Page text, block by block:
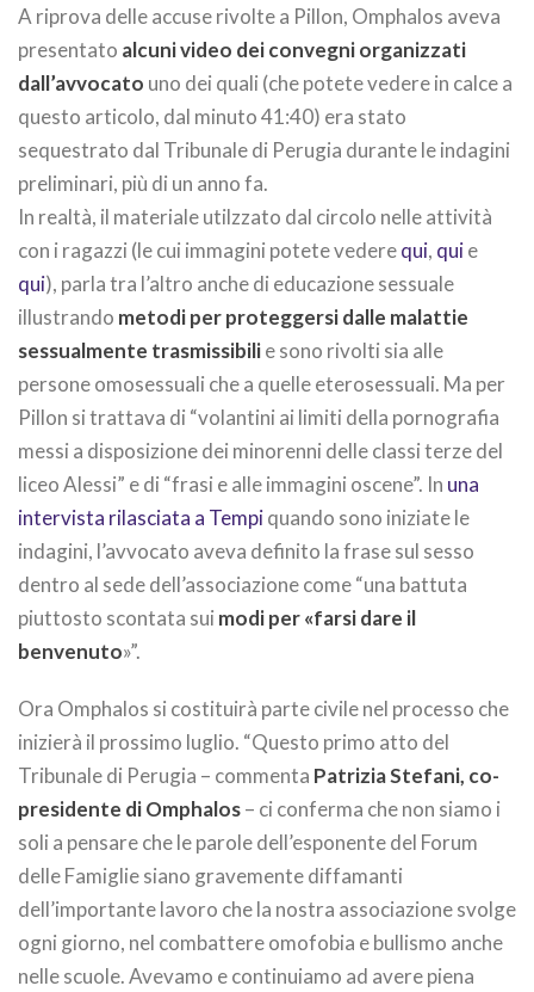
A riprova delle accuse rivolte a Pillon, Omphalos aveva
presentato alcuni video dei convegni organizzati
dall’avvocato uno dei quali (che potete vedere in calce a
questo articolo, dal minuto 41:40) era stato
sequestrato dal Tribunale di Perugia durante le indagini
preliminari, più di un anno fa.
In realtà, il materiale utilzzato dal circolo nelle attività
con i ragazzi (le cui immagini potete vederequi, quie
qui), parla tra l’altro anche di educazione sessuale
illustrando metodi per proteggersi dalle malattie
sessualmente trasmissibilie sono rivolti sia alle
persone omosessuali che a quelle eterosessuali. Ma per
Pillon si trattava di “volantini ai limiti della pornografia
messi a disposizione dei minorenni delle classi terze del
liceo Alessi” e di “frasi e alle immagini oscene”. In una
intervista rilasciata a Tempiquando sono iniziate le
indagini, l’avvocato aveva definito la frase sul sesso
dentro al sede dell’associazione come “una battuta
piuttosto scontata sui modi per «farsi dare il
benvenuto»”.
Ora Omphalos si costituirà parte civile nel processo che
inizierà il prossimo luglio. “Questo primo atto del
Tribunale di Perugia – commenta Patrizia Stefani, co-
presidente di Omphalos– ci conferma che non siamo i
soli a pensare che le parole dell’esponente del Forum
delle Famiglie siano gravemente diffamanti
dell’importante lavoro che la nostra associazione svolge
ogni giorno, nel combattere omofobia e bullismo anche
nelle scuole. Avevamo e continuiamo ad avere piena